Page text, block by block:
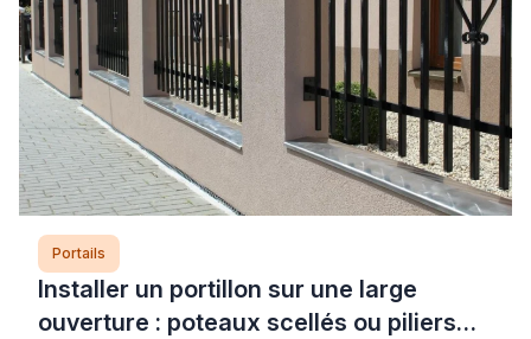
Portails
Installer un portillon sur une large
ouverture : poteaux scellés ou piliers